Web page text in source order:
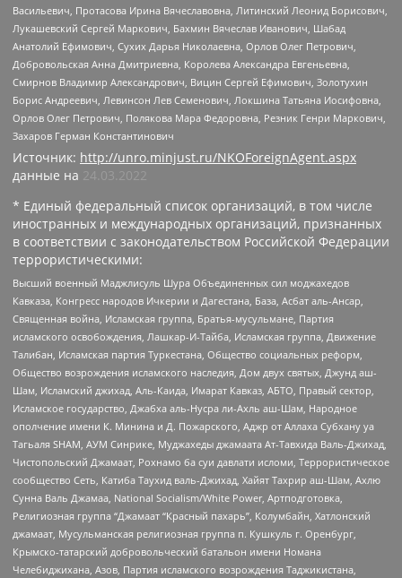
Васильевич, Протасова Ирина Вячеславовна, Литинский Леонид Борисович,
Лукашевский Сергей Маркович, Бахмин Вячеслав Иванович, Шабад
Анатолий Ефимович, Сухих Дарья Николаевна, Орлов Олег Петрович,
Добровольская Анна Дмитриевна, Королева Александра Евгеньевна,
Смирнов Владимир Александрович, Вицин Сергей Ефимович, Золотухин
Борис Андреевич, Левинсон Лев Семенович, Локшина Татьяна Иосифовна,
Орлов Олег Петрович, Полякова Мара Федоровна, Резник Генри Маркович,
Захаров Герман Константинович
Источник: http://unro.minjust.ru/NKOForeignAgent.aspx
данные на 24.03.2022
* Единый федеральный список организаций, в том числе
иностранных и международных организаций, признанных
в соответствии с законодательством Российской Федерации
террористическими:
Высший военный Маджлисуль Шура Объединенных сил моджахедов
Кавказа, Конгресс народов Ичкерии и Дагестана, База, Асбат аль-Ансар,
Священная война, Исламская группа, Братья-мусульмане, Партия
исламского освобождения, Лашкар-И-Тайба, Исламская группа, Движение
Талибан, Исламская партия Туркестана, Общество социальных реформ,
Общество возрождения исламского наследия, Дом двух святых, Джунд аш-
Шам, Исламский джихад, Аль-Каида, Имарат Кавказ, АБТО, Правый сектор,
Исламское государство, Джабха аль-Нусра ли-Ахль аш-Шам, Народное
ополчение имени К. Минина и Д. Пожарского, Аджр от Аллаха Субхану уа
Тагьаля SHAM, АУМ Синрике, Муджахеды джамаата Ат-Тавхида Валь-Джихад,
Чистопольский Джамаат, Рохнамо ба суи давлати исломи, Террористическое
сообщество Сеть, Катиба Таухид валь-Джихад, Хайят Тахрир аш-Шам, Ахлю
Сунна Валь Джамаа, National Socialism/White Power, Артподготовка,
Религиозная группа “Джамаат “Красный пахарь”, Колумбайн, Хатлонский
джамаат, Мусульманская религиозная группа п. Кушкуль г. Оренбург,
Крымско-татарский добровольческий батальон имени Номана
Челебиджихана, Азов, Партия исламского возрождения Таджикистана,